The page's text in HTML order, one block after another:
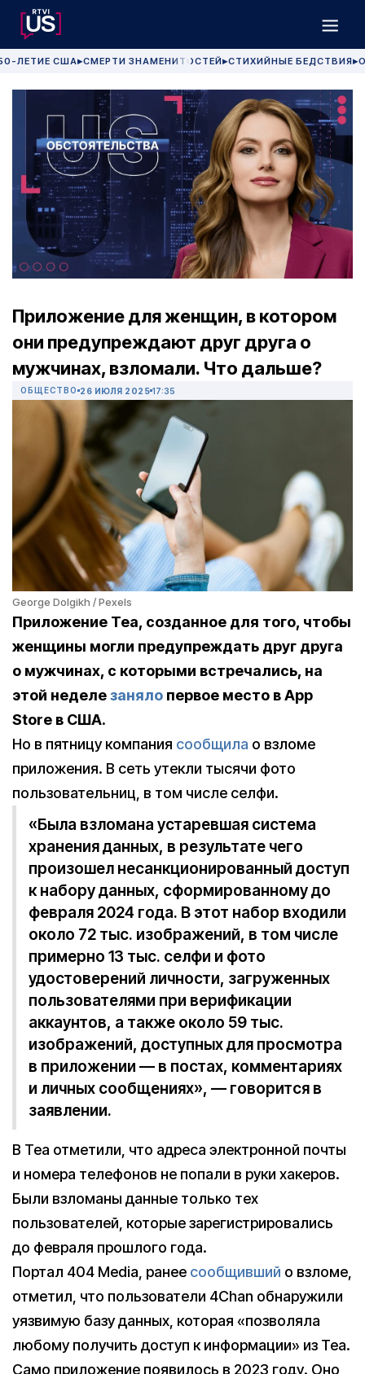
ЛЕТИЕ США▶СМЕРТИ ЗНАМЕНИТОСТЕЙ▶СТИХИЙНЫЕ БЕДСТВИЯ▶
Приложение для женщин, в котором
они предупреждают друг друга о
мужчинах, взломали. Что дальше?
ОБЩЕСТВО 26 ИЮЛЯ 2025 17:35
George Dolgikh / Pexels
Приложение Tea, созданное для того, чтобы
женщины могли предупреждать друг друга
о мужчинах, с которыми встречались, на
этой неделезаняло первое место вApp
Store в США.
Но в пятницу компания сообщила о взломе
приложения. В сеть утекли тысячи фото
пользовательниц, в том числе селфи.
«Была взломана устаревшая система
хранения данных, в результате чего
произошел несанкционированный доступ
к набору данных, сформированному до
февраля 2024 года. В этот набор входили
около 72 тыс. изображений, в том числе
примерно 13 тыс. селфи и фото
удостоверений личности, загруженных
пользователями при верификации
аккаунтов, а также около 59 тыс.
изображений, доступных для просмотра
в приложении — в постах, комментариях
и личных сообщениях», — говорится в
заявлении.
В Tea отметили, что адреса электронной почты
и номера телефонов не попали в руки хакеров.
Были взломаны данные только тех
пользователей, которые зарегистрировались
до февраля прошлого года.
Портал 404 Media, ранее сообщивший о взломе,
отметил, что пользователи 4Chan обнаружили
уязвимую базу данных, которая «позволяла
любому получить доступ к информации» из Tea.
Само приложение появилось в 2023 году. Оно